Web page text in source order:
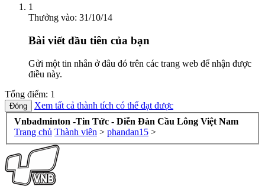
1
Thưởng vào: 31/10/14
Bài viết đầu tiên của bạn
Gửi một tin nhắn ở đâu đó trên các trang web để nhận được
điều này.
Tổng điểm: 1
Xem tất cả thành tích có thể đạt được
Vnbadminton -Tin Tức - Diễn Đàn Cầu Lông Việt Nam
Trang chủ Thành viên > phandan15 >